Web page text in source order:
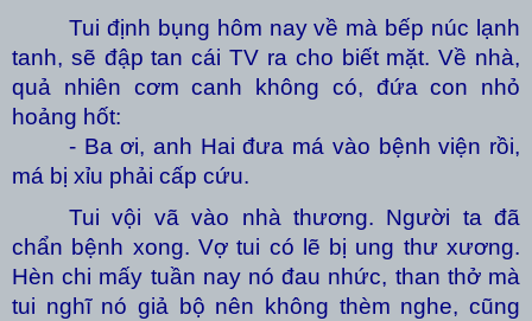
Tui định bụng hôm nay về mà bếp núc lạnh
tanh, sẽ đập tan cái TV ra cho biết mặt. Về nhà,
quả nhiên cơm canh không có, đứa con nhỏ
hoảng hốt:
- Ba ơi, anh Hai đưa má vào bệnh viện rồi,
má bị xỉu phải cấp cứu.
Tui vội vã vào nhà thương. Người ta đã
chẩn bệnh xong. Vợ tui có lẽ bị ung thư xương.
Hèn chi mấy tuần nay nó đau nhức, than thở mà
tui nghĩ nó giả bộ nên không thèm nghe, cũng